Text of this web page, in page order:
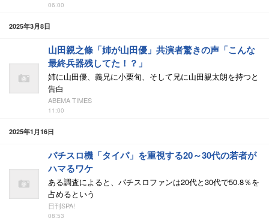
06:00
2025年3月8日
山田親之條「姉が山田優」共演者驚きの声「こんな
最終兵器残してた！？」
姉に山田優、義兄に小栗旬、そして兄に山田親太朗を持つと
告白
ABEMA TIMES
11:00
2025年1月16日
パチスロ機「タイパ」を重視する20～30代の若者が
ハマるワケ
ある調査によると、パチスロファンは20代と30代で50.8％を
占めるという
日刊SPA!
08:53